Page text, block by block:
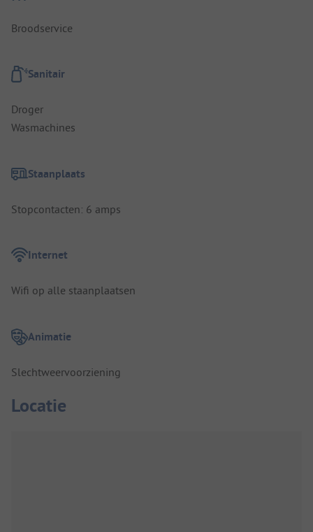
Broodservice
Sanitair
Droger
Wasmachines
Staanplaats
Stopcontacten: 6 amps
Internet
Wifi op alle staanplaatsen
Animatie
Slechtweervoorziening
Locatie